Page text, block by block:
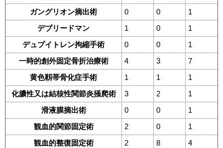
ガングリオン摘出術
0 0
1
デブリードマン
1 0
1
デュプイトレン拘縮手術
0 0
1
一時的創外固定骨折治療術
4 3
7
黄色靱帯骨化症手術
1 1
1
化膿性又は結核性関節炎掻爬術
3 2
1
滑液膜摘出術
0 0
1
観血的関節固定術
2 0
1
観血的整復固定術
2 8
4